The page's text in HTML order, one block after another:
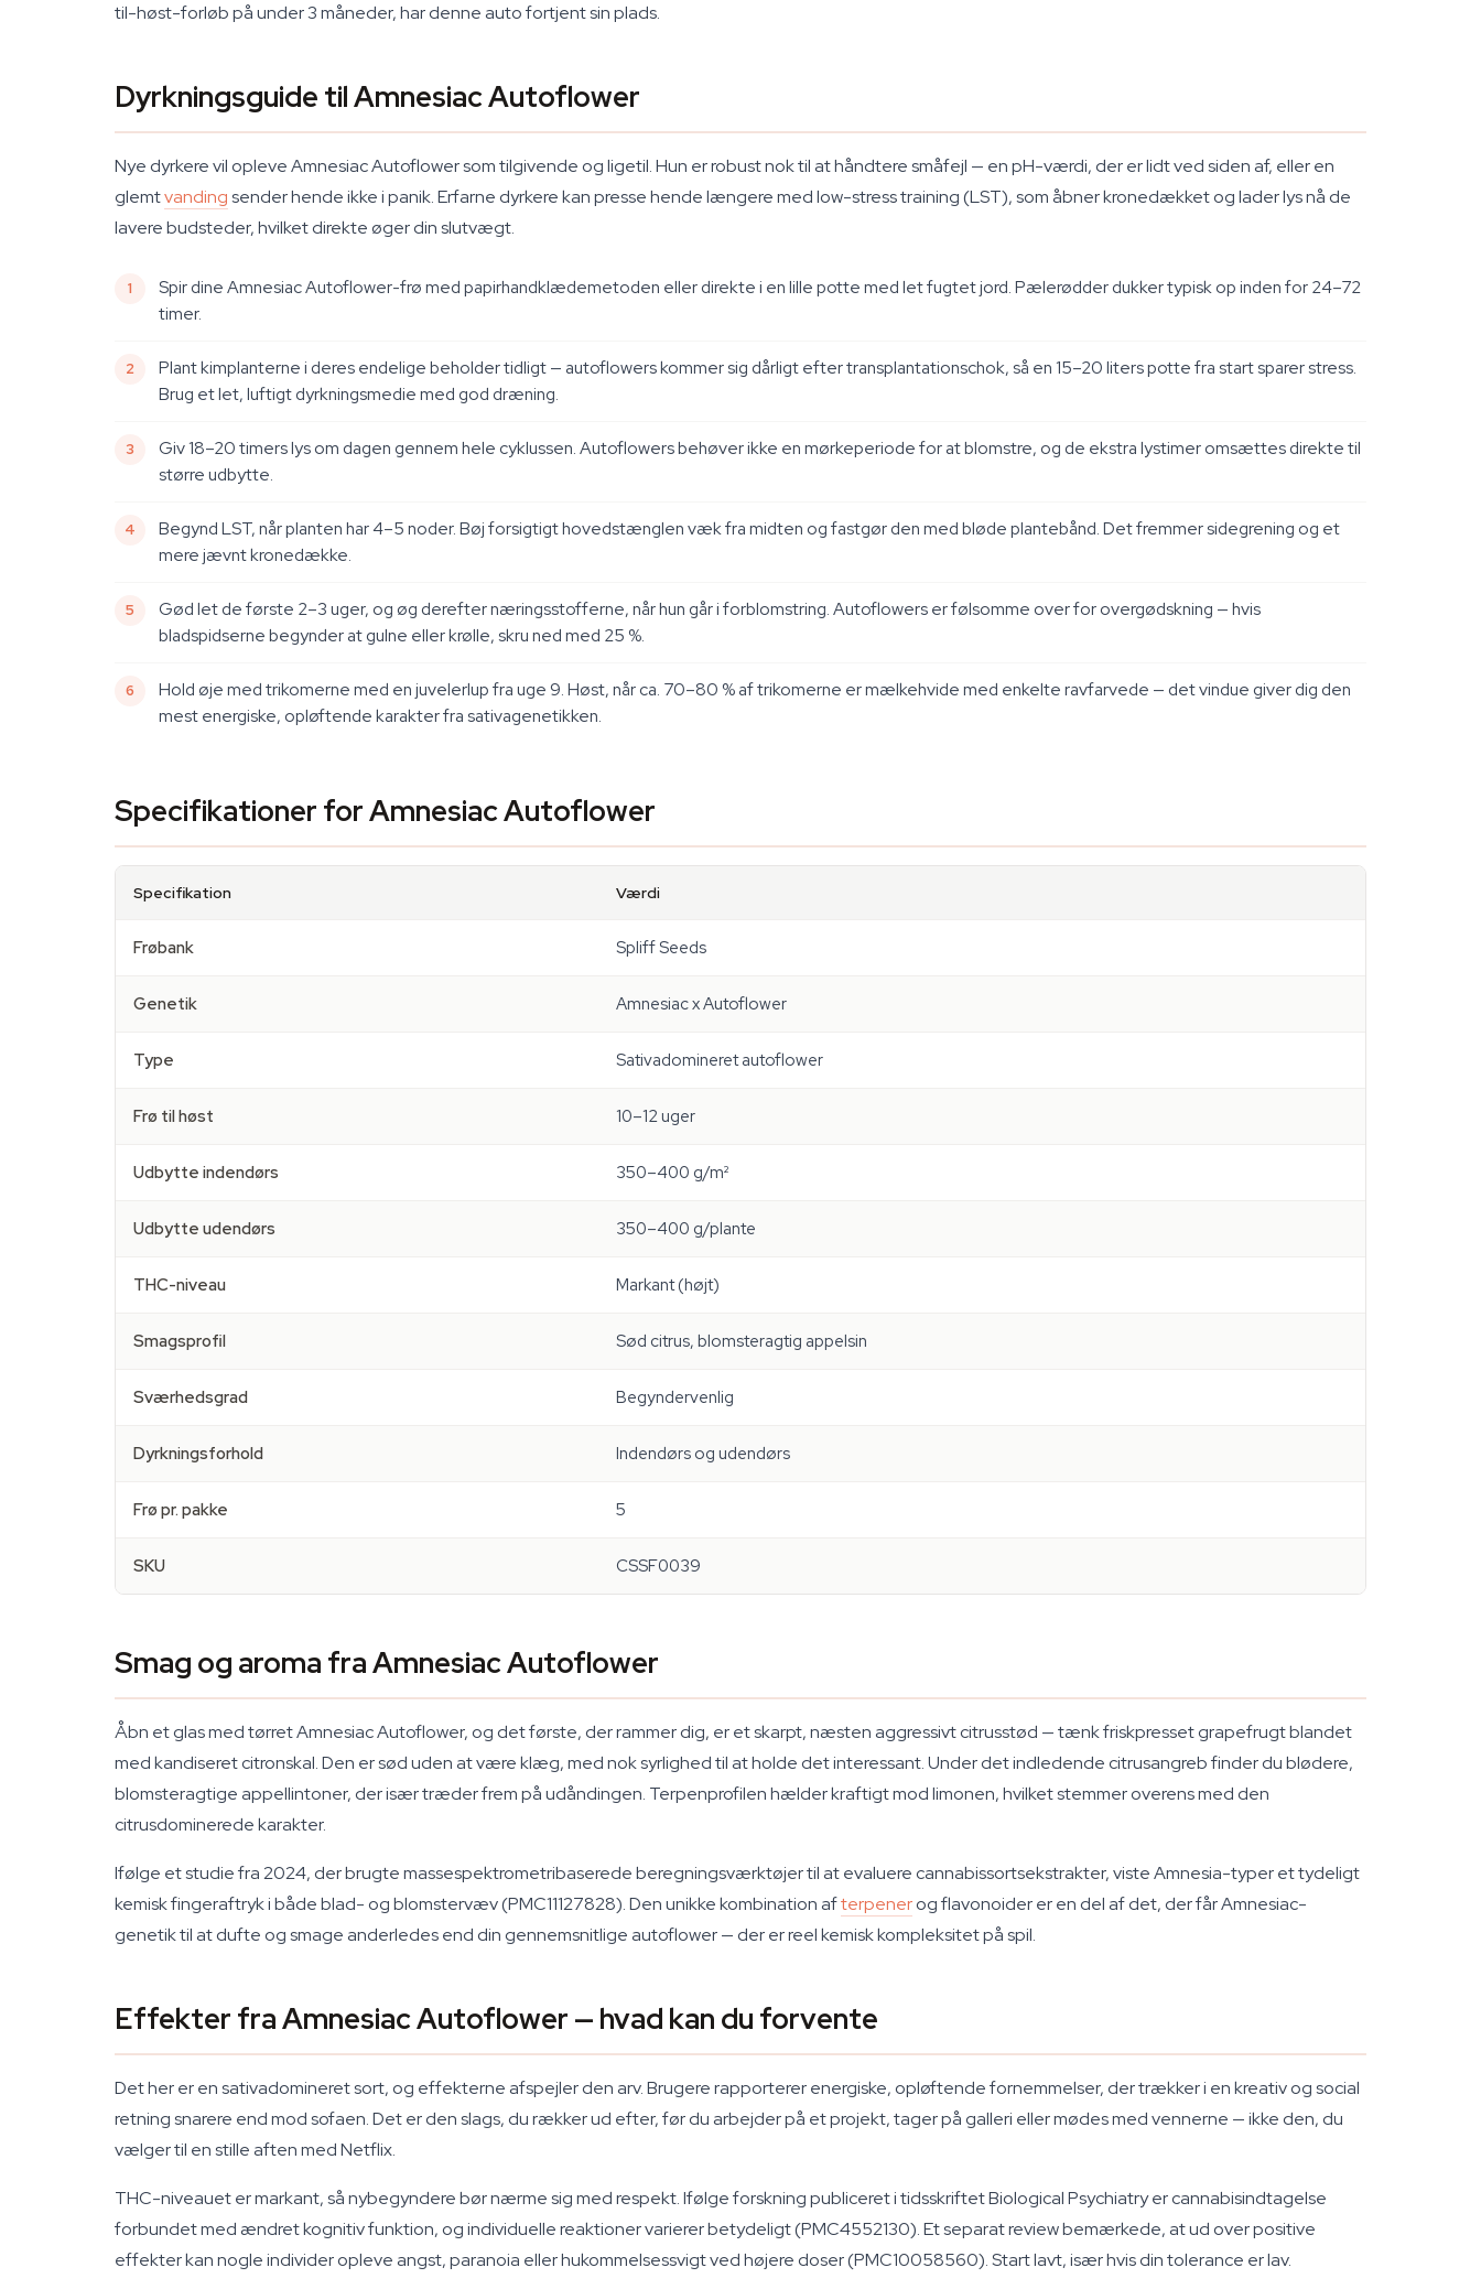
til-høst-forløb på under 3 måneder, har denne auto fortjent sin plads.
Dyrkningsguide til Amnesiac Autoflower
Nye dyrkere vil opleve Amnesiac Autoflower som tilgivende og ligetil. Hun er robust nok til at håndtere småfejl — en pH-værdi, der er lidt ved siden af, eller en
glemtvandingsender hende ikke i panik. Erfarne dyrkere kan presse hende længere med low-stress training (LST), som åbner kronedækket og lader lys nå de
lavere budsteder, hvilket direkte øger din slutvægt.
Spir dine Amnesiac Autoflower-frø med papirhandklædemetoden eller direkte i en lille potte med let fugtet jord. Pælerødder dukker typisk op inden for 24–72
timer.
Plant kimplanterne i deres endelige beholder tidligt — autoflowers kommer sig dårligt efter transplantationschok, så en 15–20 liters potte fra start sparer stress.
Brug et let, luftigt dyrkningsmedie med god dræning.
Giv 18–20 timers lys om dagen gennem hele cyklussen. Autoflowers behøver ikke en mørkeperiode for at blomstre, og de ekstra lystimer omsættes direkte til
større udbytte.
Begynd LST, når planten har 4–5 noder. Bøj forsigtigt hovedstænglen væk fra midten og fastgør den med bløde plantebånd. Det fremmer sidegrening og et
mere jævnt kronedække.
Gød let de første 2–3 uger, og øg derefter næringsstofferne, når hun går i forblomstring. Autoflowers er følsomme over for overgødskning — hvis
bladspidserne begynder at gulne eller krølle, skru ned med 25 %.
Hold øje med trikomerne med en juvelerlup fra uge 9. Høst, når ca. 70–80 % af trikomerne er mælkehvide med enkelte ravfarvede — det vindue giver dig den
mest energiske, opløftende karakter fra sativagenetikken.
Specifikationer for Amnesiac Autoflower
Specifikation Værdi
Frøbank Spliff Seeds
Genetik Amnesiac x Autoflower
Type Sativadomineret autoflower
Frø til høst 10–12 uger
Udbytte indendørs 350–400 g/m²
Udbytte udendørs 350–400 g/plante
THC-niveau Markant (højt)
Smagsprofil Sød citrus, blomsteragtig appelsin
Sværhedsgrad Begyndervenlig
Dyrkningsforhold Indendørs og udendørs
Frø pr. pakke 5
SKU CSSF0039
Smag og aroma fra Amnesiac Autoflower
Åbn et glas med tørret Amnesiac Autoflower, og det første, der rammer dig, er et skarpt, næsten aggressivt citrusstød — tænk friskpresset grapefrugt blandet
med kandiseret citronskal. Den er sød uden at være klæg, med nok syrlighed til at holde det interessant. Under det indledende citrusangreb finder du blødere,
blomsteragtige appellintoner, der især træder frem på udåndingen. Terpenprofilen hælder kraftigt mod limonen, hvilket stemmer overens med den
citrusdominerede karakter.
Ifølge et studie fra 2024, der brugte massespektrometribaserede beregningsværktøjer til at evaluere cannabissortsekstrakter, viste Amnesia-typer et tydeligt
kemisk fingeraftryk i både blad- og blomstervæv (PMC11127828). Den unikke kombination afterpenerog flavonoider er en del af det, der får Amnesiac-
genetik til at dufte og smage anderledes end din gennemsnitlige autoflower — der er reel kemisk kompleksitet på spil.
Effekter fra Amnesiac Autoflower — hvad kan du forvente
Det her er en sativadomineret sort, og effekterne afspejler den arv. Brugere rapporterer energiske, opløftende fornemmelser, der trækker i en kreativ og social
retning snarere end mod sofaen. Det er den slags, du rækker ud efter, før du arbejder på et projekt, tager på galleri eller mødes med vennerne — ikke den, du
vælger til en stille aften med Netflix.
THC-niveauet er markant, så nybegyndere bør nærme sig med respekt. Ifølge forskning publiceret i tidsskriftetBiological Psychiatryer cannabisindtagelse
forbundet med ændret kognitiv funktion, og individuelle reaktioner varierer betydeligt (PMC4552130). Et separat review bemærkede, at ud over positive
effekter kan nogle individer opleve angst, paranoia eller hukommelsessvigt ved højere doser (PMC10058560). Start lavt, især hvis din tolerance er lav.